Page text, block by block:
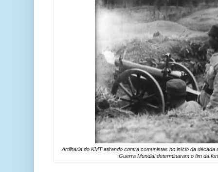
Artilharia do KMT atirando contra comunistas no início da década
Guerra Mundial determinaram o fim da